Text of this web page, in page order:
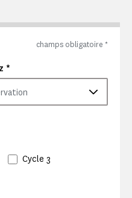
champs obligatoire *
*
Cycle 3